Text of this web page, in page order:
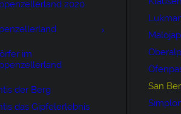
2020
im
der Berg
das Gipfelerlebnis
San